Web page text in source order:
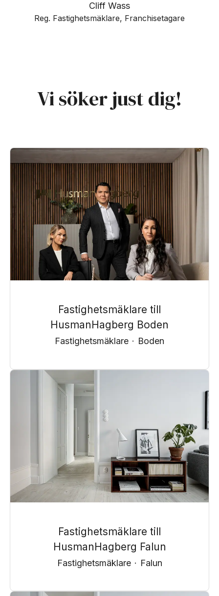
Cliff Wass
Reg. Fastighetsmäklare, Franchisetagare
Vi söker just dig!
Fastighetsmäklare till
HusmanHagberg Boden
Fastighetsmäklare · Boden
Fastighetsmäklare till
HusmanHagberg Falun
Fastighetsmäklare · Falun